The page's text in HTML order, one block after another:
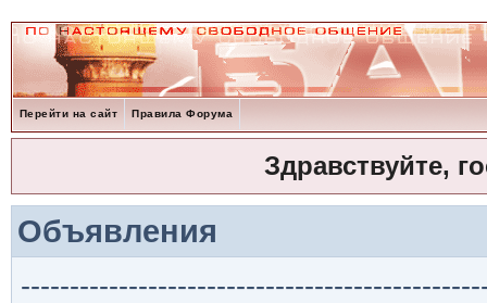
Перейти на сайт Правила Форума
Здравствуйте,
Объявления